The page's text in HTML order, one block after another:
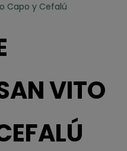
Capo y Cefalú
VITO